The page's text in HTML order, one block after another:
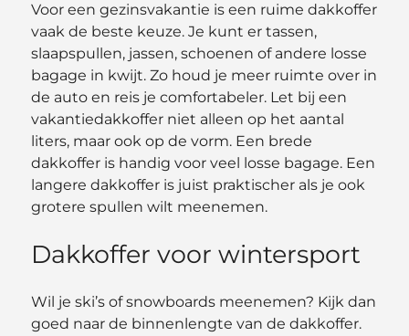
Voor een gezinsvakantie is een ruime dakkoffer
vaak de beste keuze. Je kunt er tassen,
slaapspullen, jassen, schoenen of andere losse
bagage in kwijt. Zo houd je meer ruimte over in
de auto en reis je comfortabeler. Let bij een
vakantiedakkoffer niet alleen op het aantal
liters, maar ook op de vorm. Een brede
dakkoffer is handig voor veel losse bagage. Een
langere dakkoffer is juist praktischer als je ook
grotere spullen wilt meenemen.
Dakkoffer voor wintersport
Wil je ski’s of snowboards meenemen? Kijk dan
goed naar de binnenlengte van de dakkoffer.